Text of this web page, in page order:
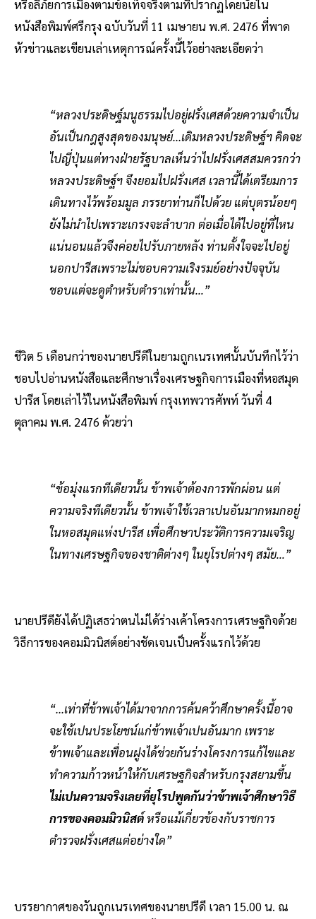
หรือลี้ภัยการเมืองตามข้อเท็จจริงตามที่ปรากฏโดยนัยใน
หนังสือพิมพ์ศรีกรุง ฉบับวันที่ 11 เมษายน พ.ศ. 2476 ที่พาด
หัวข่าวและเขียนเล่าเหตุการณ์ครั้งนี้ไว้อย่างละเอียดว่า
“หลวงประดิษฐ์มนูธรรมไปอยู่ฝรั่งเศสด้วยความจำเป็น
อันเป็นกฎสูงสุดของมนุษย์...เดิมหลวงประดิษฐ์ฯ คิดจะ
ไปญี่ปุ่นแต่ทางฝ่ายรัฐบาลเห็นว่าไปฝรั่งเศสสมควรกว่า
หลวงประดิษฐ์ฯ จึงยอมไปฝรั่งเศส เวลานี้ได้เตรียมการ
เดินทางไว้พร้อมมูล ภรรยาท่านก็ไปด้วย แต่บุตรน้อยๆ
ยังไม่นำไปเพราะเกรงจะลำบาก ต่อเมื่อได้ไปอยู่ที่ไหน
แน่นอนแล้วจึงค่อยไปรับภายหลัง ท่านตั้งใจจะไปอยู่
นอกปารีสเพราะไม่ชอบความเริงรมย์อย่างปัจจุบัน
ชอบแต่จะดูตำหรับตำราเท่านั้น…”
ชีวิต 5 เดือนกว่าของนายปรีดีในยามถูกเนรเทศนั้นบันทึกไว้ว่า
ชอบไปอ่านหนังสือและศึกษาเรื่องเศรษฐกิจการเมืองที่หอสมุด
ปารีส โดยเล่าไว้ในหนังสือพิมพ์ กรุงเทพวารศัพท์ วันที่ 4
ตุลาคม พ.ศ. 2476 ด้วยว่า
“ข้อมุ่งแรกทีเดียวนั้น ข้าพเจ้าต้องการพักผ่อน แต่
ความจริงทีเดียวนั้น ข้าพเจ้าใช้เวลาเปนอันมากหมกอยู่
ในหอสมุดแห่งปารีส เพื่อศึกษาประวัติการความเจริญ
ในทางเศรษฐกิจของชาติต่างๆ ในยุโรปต่างๆ สมัย…”
นายปรีดียังได้ปฏิเสธว่าตนไม่ได้ร่างเค้าโครงการเศรษฐกิจด้วย
วิธีการของคอมมิวนิสต์อย่างชัดเจนเป็นครั้งแรกไว้ด้วย
“...เท่าที่ข้าพเจ้าได้มาจากการค้นคว้าศึกษาครั้งนี้อาจ
จะใช้เปนประโยชน์แก่ข้าพเจ้าเปนอันมาก เพราะ
ข้าพเจ้าและเพื่อนฝูงได้ช่วยกันร่างโครงการแก้ไขและ
ทำความก้าวหน้าให้กับเศรษฐกิจสำหรับกรุงสยามขึ้น
ไม่เปนความจริงเลยที่ยุโรปพูดกันว่าข้าพเจ้าศึกษาวิธี
การของคอมมิวนิสต์ หรือแม้เกี่ยวข้องกับราชการ
ตำรวจฝรั่งเศสแต่อย่างใด”
บรรยากาศของวันถูกเนรเทศของนายปรีดี เวลา 15.00 น. ณ